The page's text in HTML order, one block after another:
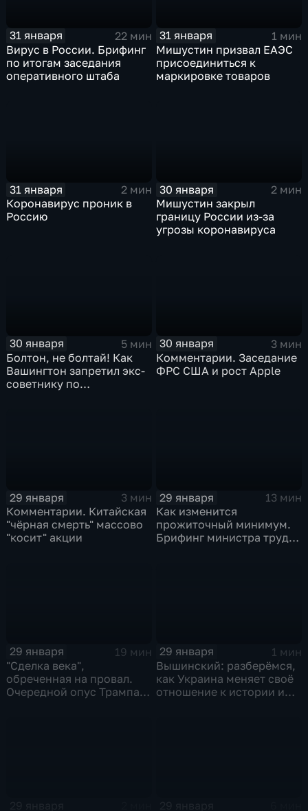
31 января
22 мин
Вирус в России. Брифинг
по итогам заседания
оперативного штаба
31 января
1 мин
Мишустин призвал ЕАЭС
присоединиться к
маркировке товаров
31 января
2 мин
Коронавирус проник в
Россию
30 января
2 мин
Мишустин закрыл
границу России из-за
угрозы коронавируса
30 января
5 мин
Болтон, не болтай! Как
Вашингтон запретил экс-
советнику по
30 января
3 мин
Комментарии. Заседание
ФРС США и рост Apple
29 января
3 мин
Комментарии. Китайская
"чёрная смерть" массово
"косит" акции
29 января
13 мин
Как изменится
прожиточный минимум.
Брифинг министра труда
29 января
19 мин
"Сделка века",
обреченная на провал.
Очередной опус Трампа.
29 января
1 мин
Вышинский: разберёмся,
как Украина меняет своё
отношение к истории и